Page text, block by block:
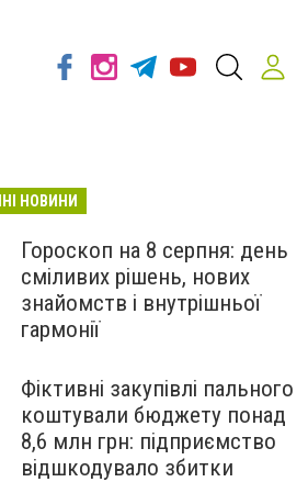
НОВИНИ
Гороскоп на 8 серпня: день
сміливих рішень, нових
знайомств і внутрішньої
гармонії
Фіктивні закупівлі пального
коштували бюджету понад
8,6 млн грн: підприємство
відшкодувало збитки